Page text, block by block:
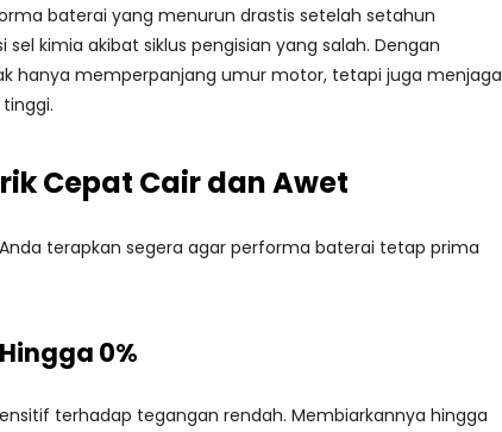
baterai yang menurun drastis setelah setahun
kimia akibat siklus pengisian yang salah. Dengan
hanya memperpanjang umur motor, tetapi juga menjaga
Cepat Cair dan Awet
terapkan segera agar performa baterai tetap prima
0%
terhadap tegangan rendah. Membiarkannya hingga